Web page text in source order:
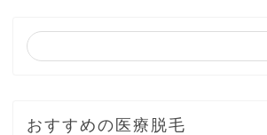
おすすめの医療脱毛